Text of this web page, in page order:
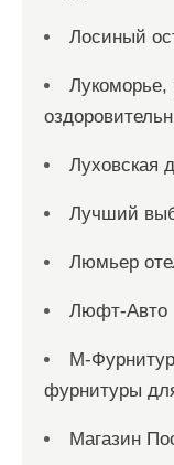
Лосиный
Лукоморье,
Луховская
Лучший
Люмьер
Люфт-Авто
М-
фурнитуры
Магазин